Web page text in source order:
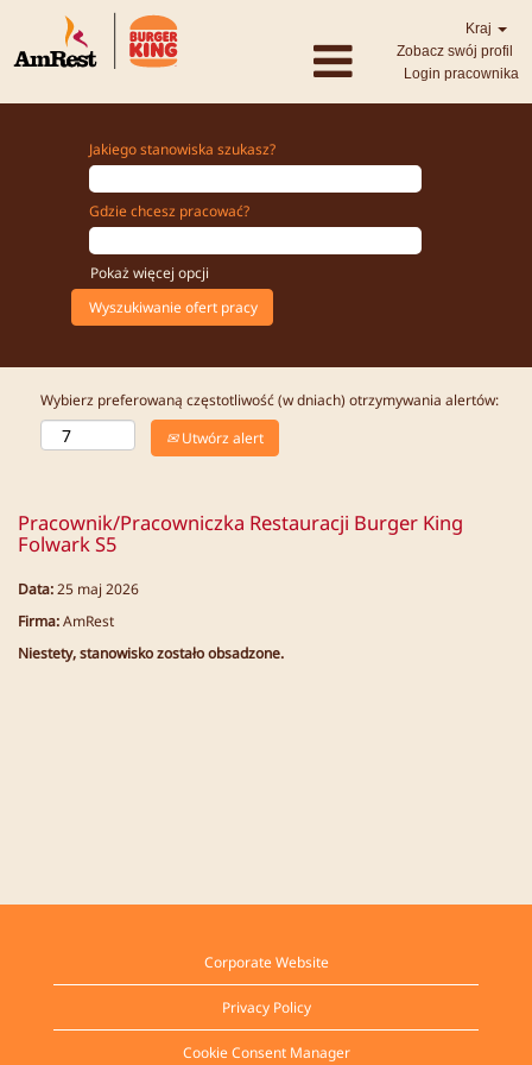
Kraj
Zobacz swój profil
Login pracownika
Jakiego stanowiska szukasz?
Gdzie chcesz pracować?
Pokaż więcej opcji
Wybierz preferowaną częstotliwość (w dniach) otrzymywania alertów:
Utwórz alert
Pracownik/Pracowniczka Restauracji Burger King
Folwark S5
Data:25 maj 2026
Firma:AmRest
Niestety, stanowisko zostało obsadzone.
Corporate Website
Privacy Policy
Cookie Consent Manager